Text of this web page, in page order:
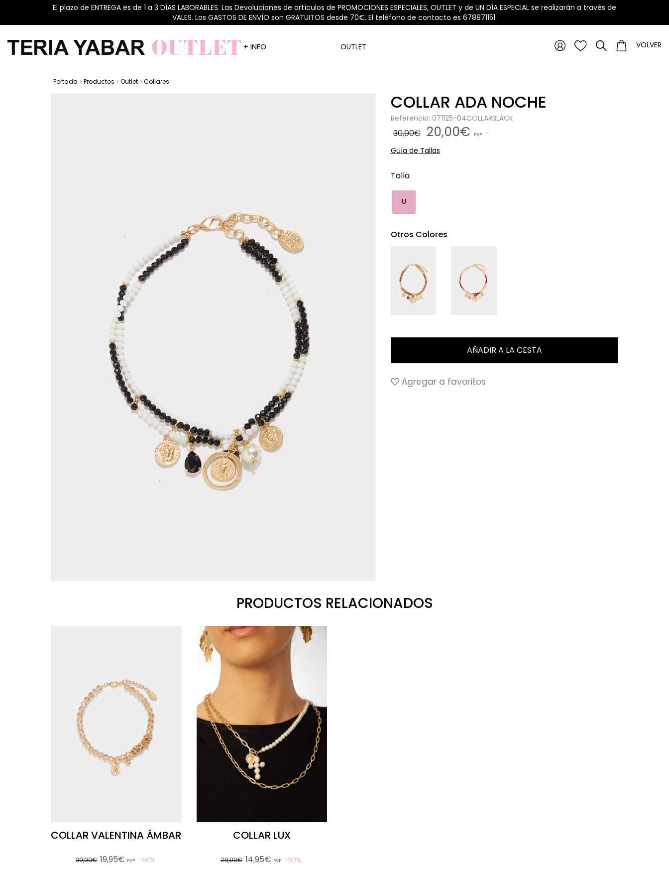
El plazo de ENTREGA es de 1 a 3 DÍAS LABORABLES. Las Devoluciones de artículos de PROMOCIONES ESPECIALES, OUTLET y de UN DÍA ESPECIAL se realizarán a través de
VALES. Los GASTOS DE ENVÍO son GRATUITOS desde 70€. El teléfono de contacto es 678871151.
VOLVER
+ INFO OUTLET
Portada > Productos > Outlet > Collares
COLLAR ADA NOCHE
Referencia: 071125-04COLLARBLACK
30,90€ 20,00€ PVP
Guía de Tallas
Talla
U
Otros Colores
Agregar a favoritos
PRODUCTOS RELACIONADOS
COLLAR VALENTINA ÁMBAR
39,90€ 19,95€ PVP 50%
COLLAR LUX
29,90€ 14,95€ PVP 50%